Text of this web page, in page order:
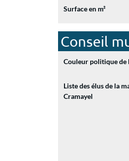
Surface en m²
Conseil
Couleur politique de
Liste des élus de la
Cramayel